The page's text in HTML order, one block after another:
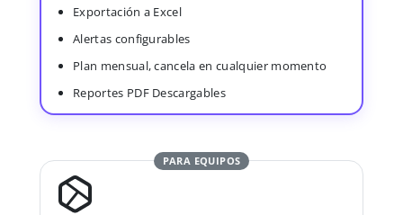
Exportación a Excel
Alertas configurables
Plan mensual, cancela en cualquier momento
Reportes PDF Descargables
PARA EQUIPOS